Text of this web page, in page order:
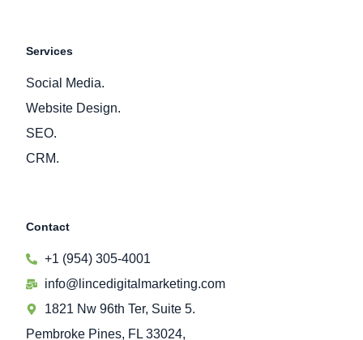
Services
Social Media.
Website Design.
SEO.
CRM.
Contact
+1 (954) 305-4001
info@lincedigitalmarketing.com
1821 Nw 96th Ter, Suite 5.
Pembroke Pines, FL 33024,